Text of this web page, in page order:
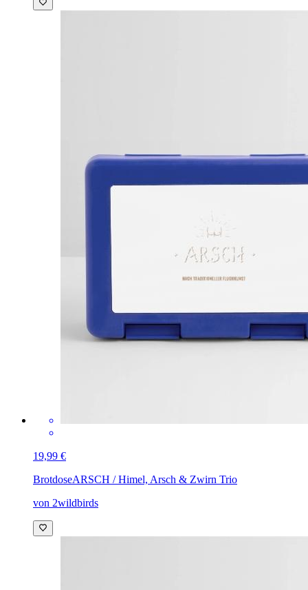
19,99 €
BrotdoseARSCH / Himel, Arsch & Zwirn Trio
von 2wildbirds